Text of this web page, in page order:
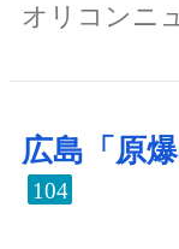
オリコンニ
広島「原
104